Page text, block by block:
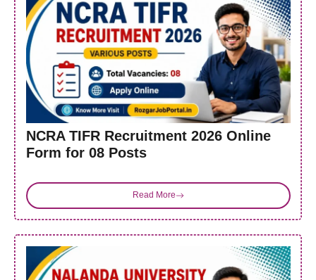
NCRA TIFR Recruitment 2026 Online
Form for 08 Posts
Read More